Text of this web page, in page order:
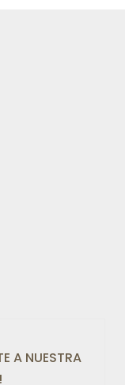
A NUESTRA